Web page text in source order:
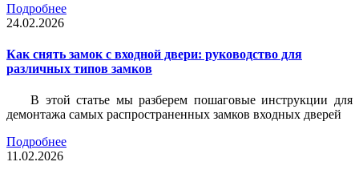
Подробнее
24.02.2026
Как снять замок с входной двери: руководство для
различных типов замков
В этой статье мы разберем пошаговые инструкции для
демонтажа самых распространенных замков входных дверей
Подробнее
11.02.2026